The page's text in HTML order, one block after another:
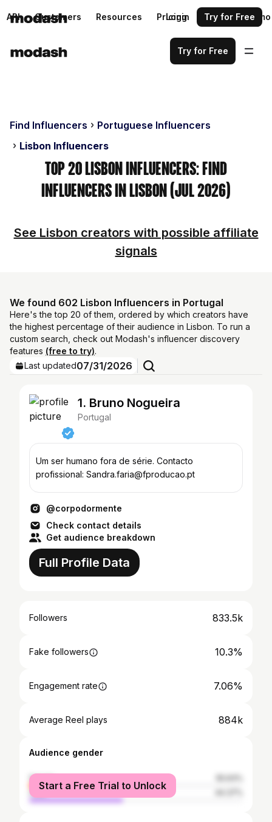
API Customers Resources Pricing Request a demo
Login Try for Free
Try for Free
Find Influencers
Portuguese Influencers
Lisbon Influencers
Top 20 Lisbon Influencers: Find
Influencers in Lisbon (Jul 2026)
See Lisbon creators with possible affiliate
signals
We found 602 Lisbon Influencers in Portugal
Here's the top 20 of them, ordered by which creators have
the highest percentage of their audience in Lisbon. To run a
custom search, check out Modash's influencer discovery
features (free to try).
Last updated07/31/2026
1. Bruno Nogueira
Portugal
Um ser humano fora de série. Contacto
profissional: Sandra.faria@fproducao.pt
@corpodormente
Check contact details
Get audience breakdown
Full Profile Data
Followers 833.5k
Fake followers 10.3%
Engagement rate 7.06%
Average Reel plays 884k
Audience gender
female
male
Start a Free Trial to Unlock